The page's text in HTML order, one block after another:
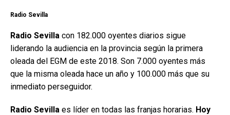
Radio Sevilla
Radio Sevilla con 182.000 oyentes diarios sigue
liderando la audiencia en la provincia según la primera
oleada del EGM de este 2018. Son 7.000 oyentes más
que la misma oleada hace un año y 100.000 más que su
inmediato perseguidor.
Radio Sevilla es líder en todas las franjas horarias. Hoy